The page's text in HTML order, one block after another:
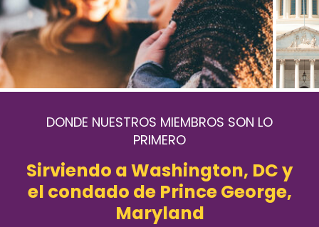
Bienvenido
Credit
Union
DONDE NUESTROS MIEMBROS SON LO
PRIMERO
Sirviendo a Washington, DC y
el condado de Prince George,
Maryland